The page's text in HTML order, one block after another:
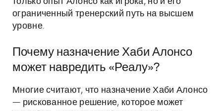
ограниченный тренерский путь на высшем
уровне.
Почему назначение Хаби Алонсо
может навредить «Реалу»?
Многие считают, что назначение Хаби Алонсо
— рискованное решение, которое может